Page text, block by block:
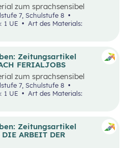
zum sprachsensibel
“Den Traum vom
Schulstufe 6, Schulstufe 7, Schulstufe 8
1 UE
Zeitungsartikel
FERIALJOBS
zum sprachsensibel
“Spannende
Schulstufe 6, Schulstufe 7, Schulstufe 8
1 UE
Zeitungsartikel
ARBEIT DER